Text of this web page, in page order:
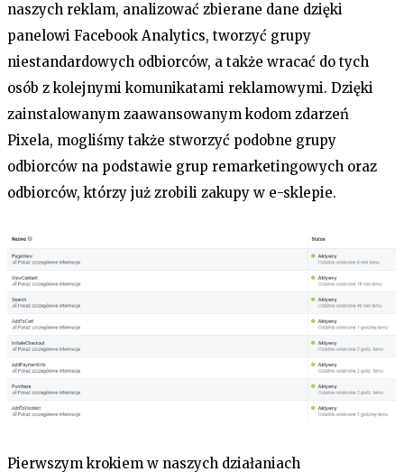
naszych reklam, analizować zbierane dane dzięki
panelowi Facebook Analytics, tworzyć grupy
niestandardowych odbiorców, a także wracać do tych
osób z kolejnymi komunikatami reklamowymi. Dzięki
zainstalowanym zaawansowanym kodom zdarzeń
Pixela, mogliśmy także stworzyć podobne grupy
odbiorców na podstawie grup remarketingowych oraz
odbiorców, którzy już zrobili zakupy w e-sklepie.
Pierwszym krokiem w naszych działaniach